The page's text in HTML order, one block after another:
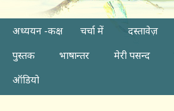
अध्ययन -कक्ष चर्चा में दस्तावेज़
पुस्तक
भाषान्तर मेरी पसन्द
ऑडियो